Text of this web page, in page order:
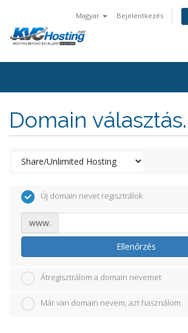
Magyar Bejelentkezés
Domain
Új domain nevet regisztrálok
www.
Ellenőrzés
Átregisztrálom a domain nevemet
Már van domain nevem, azt használom